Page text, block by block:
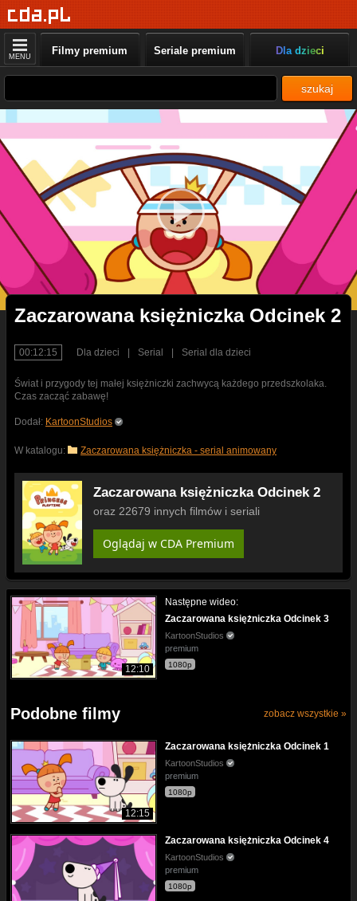
MENU Filmy premium Seriale premium Dla dzieci
szukaj
Zaczarowana księżniczka Odcinek 2
00:12:15 Dla dzieci Serial Serial dla dzieci
Świat i przygody tej małej księżniczki zachwycą każdego przedszkolaka.
Czas zacząć zabawę!
Dodał: KartoonStudios
W katalogu: Zaczarowana księżniczka - serial animowany
Zaczarowana księżniczka Odcinek 2
oraz 22679 innych filmów i seriali
Oglądaj w CDA Premium
12:10
Następne wideo:
Zaczarowana księżniczka Odcinek 3
KartoonStudios
premium
1080p
Podobne filmy zobacz wszystkie »
12:15
Zaczarowana księżniczka Odcinek 1
KartoonStudios
premium
1080p
Zaczarowana księżniczka Odcinek 4
KartoonStudios
premium
1080p